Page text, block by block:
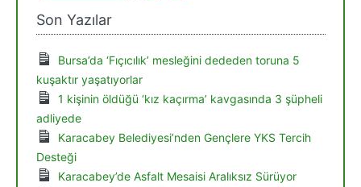
Son Yazılar
Bursa’da ‘Fıçıcılık’ mesleğini dededen toruna 5
kuşaktır yaşatıyorlar
1 kişinin öldüğü ‘kız kaçırma’ kavgasında 3 şüpheli
adliyede
Karacabey Belediyesi’nden Gençlere YKS Tercih
Desteği
Karacabey’de Asfalt Mesaisi Aralıksız Sürüyor